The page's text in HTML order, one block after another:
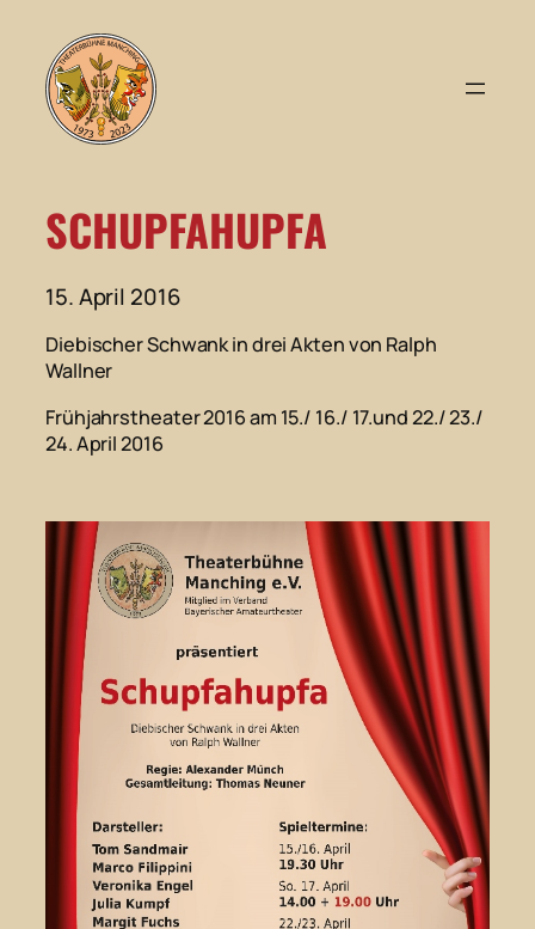
Inhalt
springen
SCHUPFAHUPFA
15. April 2016
Diebischer Schwank in drei Akten von Ralph
Wallner
Frühjahrstheater 2016am 15./ 16./ 17.und 22./ 23./
24. April 2016